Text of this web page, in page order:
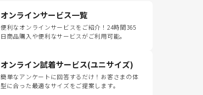
オンラインサービス一覧
便利なオンラインサービスをご紹介！24時間365
日商品購入や便利なサービスがご利用可能。
オンライン試着サービス(ユニサイズ)
簡単なアンケートに回答するだけ！お客さまの体
型に合った最適なサイズをご提案します。